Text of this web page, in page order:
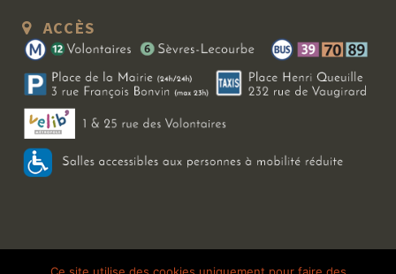
ACCÈS
Copyright 2026 Le Bal Blomet | Tous droits réservés | Mentions légales